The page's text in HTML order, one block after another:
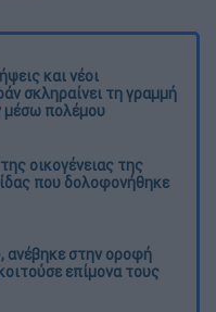
και νέοι
σκληραίνει τη γραμμή
μέσω πολέμου
οικογένειας της
που δολοφονήθηκε
ανέβηκε στην οροφή
επίμονα τους